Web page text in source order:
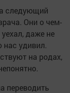
следующий
Они о чем-
даже не
нас удивил.
на родах,
переводить